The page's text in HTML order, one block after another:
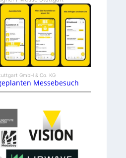
GmbH & Co. KG
Messebesuch